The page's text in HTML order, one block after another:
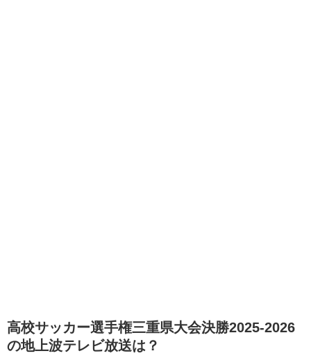
高校サッカー選手権三重県大会決勝2025-2026
の地上波テレビ放送は？